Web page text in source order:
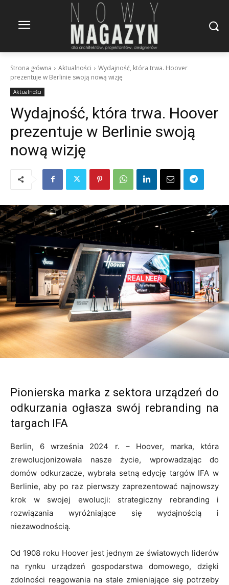
Strona główna Aktualności
Wydajność, która trwa. Hoover
prezentuje w Berlinie swoją nową wizję
Aktualności
Wydajność, która trwa. Hoover
prezentuje w Berlinie swoją
nową wizję
Pionierska marka z sektora urządzeń do
odkurzania ogłasza swój rebranding na
targach IFA
Berlin, 6 września 2024 r. – Hoover, marka, która
zrewolucjonizowała nasze życie, wprowadzając do
domów odkurzacze, wybrała setną edycję targów IFA w
Berlinie, aby po raz pierwszy zaprezentować najnowszy
krok w swojej ewolucji: strategiczny rebranding i
rozwiązania wyróżniające się wydajnością i
niezawodnością.
Od 1908 roku Hoover jest jednym ze światowych liderów
na rynku urządzeń gospodarstwa domowego, dzięki
zdolności reagowania na stale zmieniające się potrzeby